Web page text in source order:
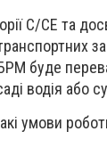
С/СЕ та
буде
водія або
умови